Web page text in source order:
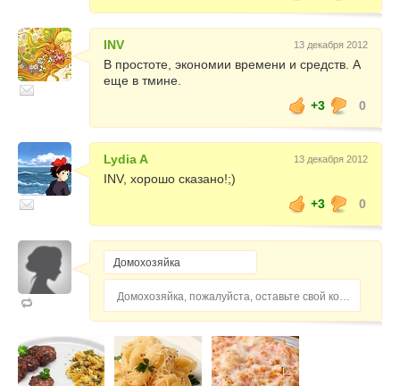
INV 13 декабря 2012
В простоте, экономии времени и средств. А
еще в тмине.
+3
0
Lydia A 13 декабря 2012
INV, хорошо сказано!;)
+3
0
Домохозяйка, пожалуйста, оставьте свой комментарий...